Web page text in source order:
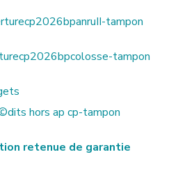
tampon
tampon
hors ap cp-tampon
retenue de garantie